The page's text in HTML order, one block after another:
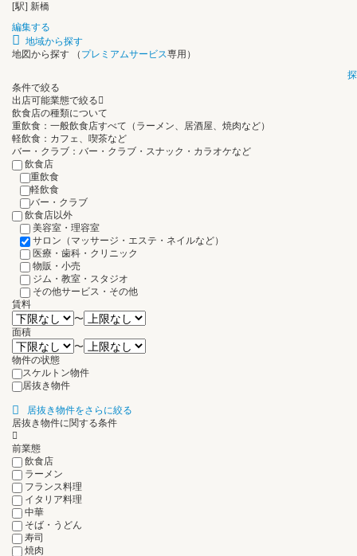
[駅] 新橋
編集する
地域から探す
地図から探す
（ プレミアムサービス専用）
条件で絞る
出店可能業態で絞る
飲食店の種類について
重飲食：一般飲食店すべて（ラーメン、居酒屋、焼肉など）
軽飲食：カフェ、喫茶など
バー・クラブ：バー・クラブ・スナック・カラオケなど
飲食店
重飲食
軽飲食
バー・クラブ
飲食店以外
美容室・理容室
サロン（マッサージ・エステ・ネイルなど）
医療・歯科・クリニック
物販・小売
ジム・教室・スタジオ
その他サービス・その他
賃料
〜
面積
〜
物件の状態
スケルトン物件
居抜き物件
居抜き物件をさらに絞る
居抜き物件に関する条件
前業態
飲食店
ラーメン
フランス料理
イタリア料理
中華
そば・うどん
寿司
焼肉